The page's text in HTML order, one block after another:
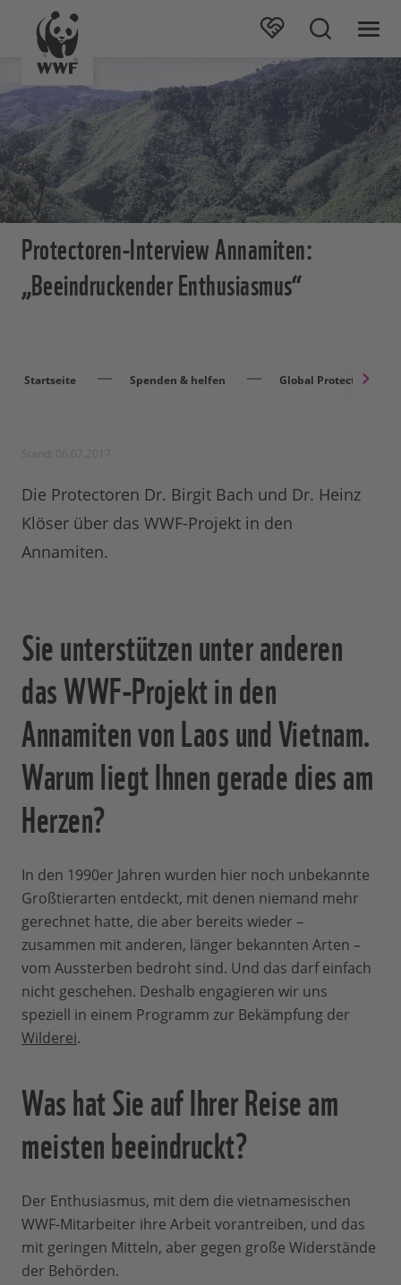
Protectoren-Interview Annamiten:
„Beeindruckender Enthusiasmus“
Startseite Spenden & helfen Global Protector
Die Protectoren Dr. Birgit Bach und Dr. Heinz
Klöser über das WWF-Projekt in den
Annamiten.
Sie unterstützen unter anderen
das WWF-Projekt in den
Annamiten von Laos und Vietnam.
Warum liegt Ihnen gerade dies am
Herzen?
In den 1990er Jahren wurden hier noch unbekannte
Großtierarten entdeckt, mit denen niemand mehr
gerechnet hatte, die aber bereits wieder –
zusammen mit anderen, länger bekannten Arten –
vom Aussterben bedroht sind. Und das darf einfach
nicht geschehen. Deshalb engagieren wir uns
speziell in einem Programm zur Bekämpfung der
Wilderei.
Was hat Sie auf Ihrer Reise am
meisten beeindruckt?
Der Enthusiasmus, mit dem die vietnamesischen
WWF-Mitarbeiter ihre Arbeit vorantreiben, und das
mit geringen Mitteln, aber gegen große Widerstände
der Behörden.